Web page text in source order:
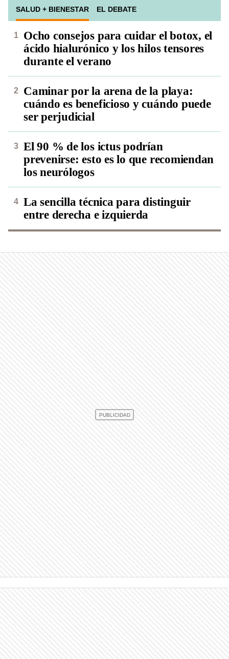
SALUD + BIENESTAR EL DEBATE
Ocho consejos para cuidar el botox, el
ácido hialurónico y los hilos tensores
durante el verano
Caminar por la arena de la playa:
cuándo es beneficioso y cuándo puede
ser perjudicial
El 90 % de los ictus podrían
prevenirse: esto es lo que recomiendan
los neurólogos
La sencilla técnica para distinguir
entre derecha e izquierda